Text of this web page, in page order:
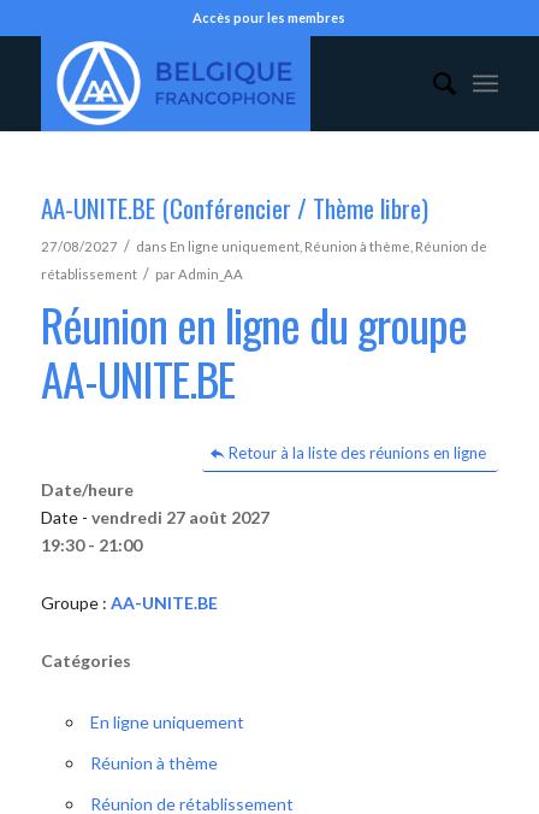
Accès pour les membres
AA-UNITE.BE (Conférencier / Thème libre)
27/08/2027 / dans En ligne uniquement, Réunion à thème Réunion de
rétablissement / parAdmin_AA
Réunion en ligne du groupe
AA-UNITE.BE
Retour à la liste des réunions en ligne
Date/heure
Date - vendredi 27 août 2027
19:30 - 21:00
Groupe : AA-UNITE.BE
Catégories
En ligne uniquement
Réunion à thème
Réunion de rétablissement